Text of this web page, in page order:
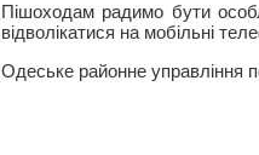
Пішоходам радимо бути
відволікатися на мобільні
Одеське районне управління